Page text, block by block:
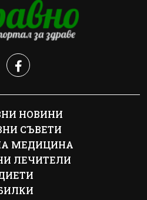
НОВИНИ
СЪВЕТИ
МЕДИЦИНА
ЛЕЧИТЕЛИ